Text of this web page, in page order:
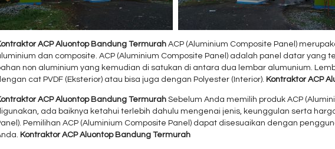
ACP Aluontop Bandung Termurah ACP (Aluminium Composite Panel)
dan composite. ACP (Aluminium Composite Panel) adalah panel datar yang
non aluminium yang kemudian di satukan di antara dua lembar alumunium.
cat PVDF (Eksterior) atau bisa juga dengan Polyester (Interior). Kontraktor ACP
ACP Aluontop Bandung TermurahSebelum Anda memilih produk ACP
ada baiknya ketahui terlebih dahulu mengenai jenis, keunggulan serta
Pemilihan ACP (Aluminium Composite Panel) dapat disesuaikan dengan
Kontraktor ACP Aluontop Bandung Termurah